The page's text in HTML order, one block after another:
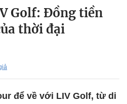
Golf: Đồng tiền
thời đại
để về với LIV Golf, từ di